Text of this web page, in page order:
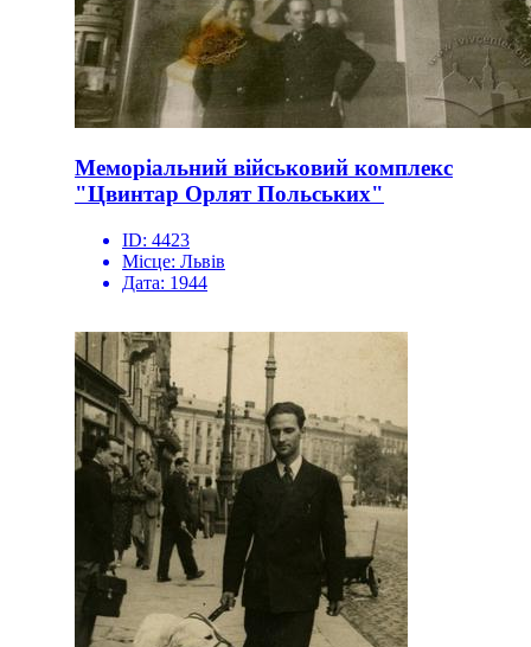
Меморіальний військовий комплекс
"Цвинтар Орлят Польських"
ID: 4423
Місце: Львів
Дата: 1944